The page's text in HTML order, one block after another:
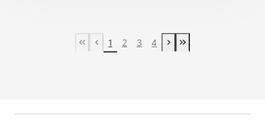
First Page
Previous page
1 2 3 4
Next page
Last Page